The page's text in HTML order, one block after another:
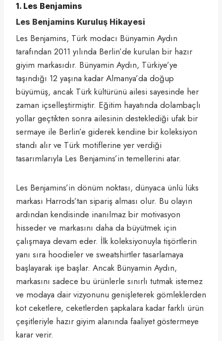
1. Les Benjamins
Les Benjamins Kuruluş Hikayesi
Les Benjamins, Türk modacı Bünyamin Aydın
tarafından 2011 yılında Berlin’de kurulan bir hazır
giyim markasıdır. Bünyamin Aydın, Türkiye’ye
taşındığı 12 yaşına kadar Almanya’da doğup
büyümüş, ancak Türk kültürünü ailesi sayesinde her
zaman içselleştirmiştir. Eğitim hayatında dolambaçlı
yollar geçtikten sonra ailesinin desteklediği ufak bir
sermaye ile Berlin’e giderek kendine bir koleksiyon
standı alır ve Türk motiflerine yer verdiği
tasarımlarıyla Les Benjamins’in temellerini atar.
Les Benjamins’in dönüm noktası, dünyaca ünlü lüks
markası Harrods’tan sipariş alması olur. Bu olayın
ardından kendisinde inanılmaz bir motivasyon
hisseder ve markasını daha da büyütmek için
çalışmaya devam eder. İlk koleksiyonuyla tişörtlerin
yanı sıra hoodieler ve sweatshirtler tasarlamaya
başlayarak işe başlar. Ancak Bünyamin Aydın,
markasını sadece bu ürünlerle sınırlı tutmak istemez
ve modaya dair vizyonunu genişleterek gömleklerden
kot ceketlere, ceketlerden şapkalara kadar farklı ürün
çeşitleriyle hazır giyim alanında faaliyet göstermeye
karar verir.